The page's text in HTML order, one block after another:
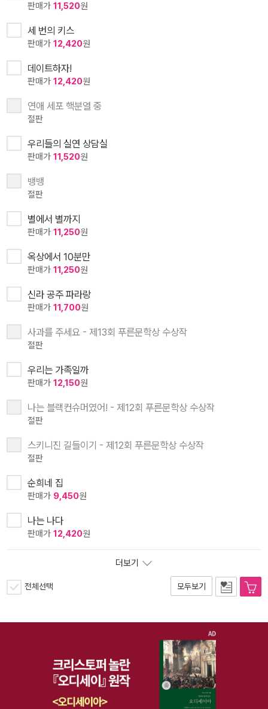
판매가 11,520원
세 번의 키스
판매가 12,420원
데이트하자!
판매가 12,420원
연애 세포 핵분열 중
절판
우리들의 실연 상담실
판매가 11,520원
뱅뱅
절판
별에서 별까지
판매가 11,250원
옥상에서 10분만
판매가 11,250원
신라 공주 파라랑
판매가 11,700원
사과를 주세요 - 제13회 푸른문학상 수상작
절판
우리는 가족일까
판매가 12,150원
나는 블랙컨슈머였어! - 제12회 푸른문학상 수상작
절판
스키니진 길들이기 - 제12회 푸른문학상 수상작
절판
순희네 집
판매가 9,450원
나는 나다
판매가 12,420원
더보기
전체선택 모두보기